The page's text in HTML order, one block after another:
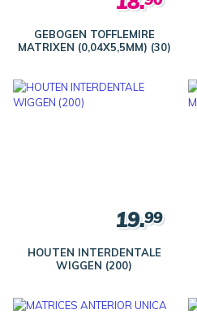
GEBOGEN TOFFLEMIRE
MATRIXEN (0,04X5,5MM) (30)
HOUTEN INTERDENTALE
WIGGEN (200)
19.99